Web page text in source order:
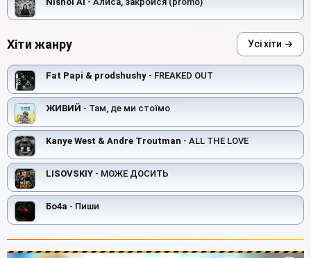
Хіти жанру Усі хіти →
Fat Papi & prodshushy - FREAKED OUT
ЖИВИЙ - Там, де ми стоїмо
Kanye West & Andre Troutman - ALL THE LOVE
LISOVSKIY - МОЖЕ ДОСИТЬ
Бо4а - Пиши